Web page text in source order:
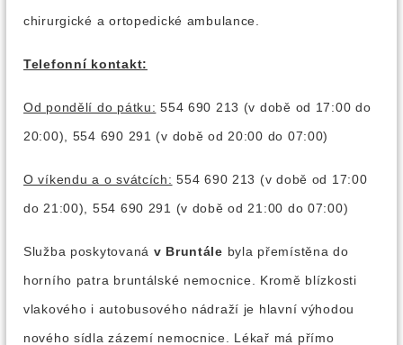
chirurgické a ortopedické ambulance.
Telefonní kontakt:
Od pondělí do pátku: 554 690 213 (v době od 17:00 do
20:00), 554 690 291 (v době od 20:00 do 07:00)
O víkendu a o svátcích: 554 690 213 (v době od 17:00
do 21:00), 554 690 291 (v době od 21:00 do 07:00)
Služba poskytovaná v Bruntále byla přemístěna do
horního patra bruntálské nemocnice. Kromě blízkosti
vlakového i autobusového nádraží je hlavní výhodou
nového sídla zázemí nemocnice. Lékař má přímo